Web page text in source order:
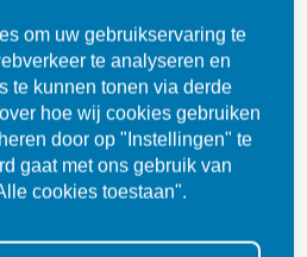
om uw gebruikservaring te
te analyseren en
te kunnen tonen via derde
hoe wij cookies gebruiken
door op "Instellingen" te
gaat met ons gebruik van
cookies toestaan".